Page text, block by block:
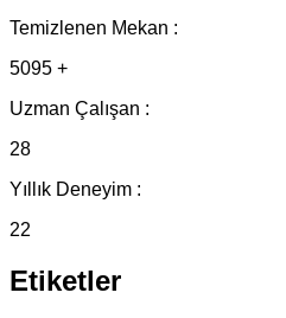
Temizlenen Mekan :
5095 +
Uzman Çalışan :
28
Yıllık Deneyim :
22
Etiketler